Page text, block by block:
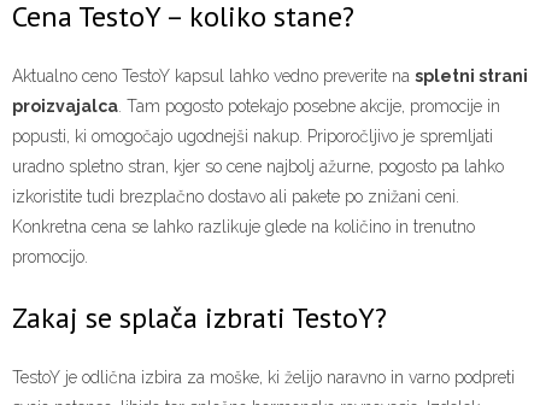
Cena TestoY – koliko stane?
Aktualno ceno TestoY kapsul lahko vedno preverite na spletni strani
proizvajalca . Tam pogosto potekajo posebne akcije, promocije in
popusti, ki omogočajo ugodnejši nakup. Priporočljivo je spremljati
uradno spletno stran, kjer so cene najbolj ažurne, pogosto pa lahko
izkoristite tudi brezplačno dostavo ali pakete po znižani ceni.
Konkretna cena se lahko razlikuje glede na količino in trenutno
promocijo.
Zakaj se splača izbrati TestoY?
TestoY je odlična izbira za moške, ki želijo naravno in varno podpreti